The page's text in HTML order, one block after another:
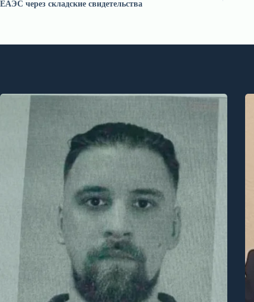
ЕАЭС через складские свидетельства